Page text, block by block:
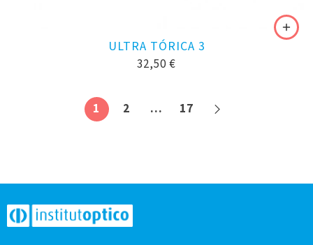
ULTRA TÓRICA 3
32,50 €
1 2 … 17